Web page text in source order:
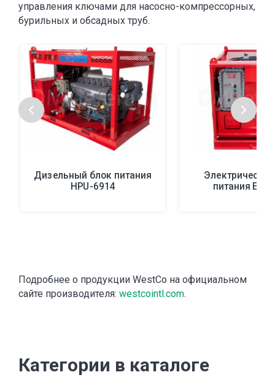
управления ключами для насосно-компрессорных,
бурильных и обсадных труб.
Дизельный блок питания
HPU-6914 питания
Подробнее о продукции WestCo на официальном
сайте производителя: westcointl.com.
Категории в каталоге